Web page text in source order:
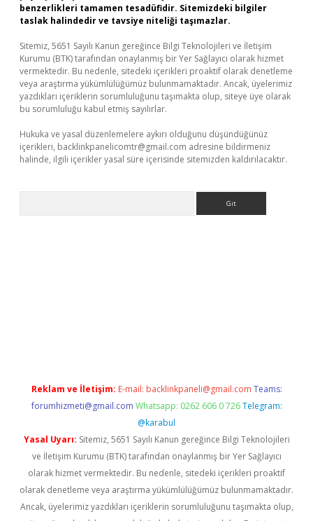
benzerlikleri tamamen tesadüfidir. Sitemizdeki bilgiler
taslak halindedir ve tavsiye niteliği taşımazlar.
Sitemiz, 5651 Sayılı Kanun gereğince Bilgi Teknolojileri ve İletişim
Kurumu (BTK) tarafından onaylanmış bir Yer Sağlayıcı olarak hizmet
vermektedir. Bu nedenle, sitedeki içerikleri proaktif olarak denetleme
veya araştırma yükümlülüğümüz bulunmamaktadır. Ancak, üyelerimiz
yazdıkları içeriklerin sorumluluğunu taşımakta olup, siteye üye olarak
bu sorumluluğu kabul etmiş sayılırlar.
Hukuka ve yasal düzenlemelere aykırı olduğunu düşündüğünüz
içerikleri, backlinkpanelicomtr@gmail.com adresine bildirmeniz
halinde, ilgili içerikler yasal süre içerisinde sitemizden kaldırılacaktır.
Reklam ve İletişim: E-mail: backlinkpaneli@gmail.com Teams:
forumhizmeti@gmail.com Whatsapp: 0262 606 0 726 Telegram:
@karabul
Yasal Uyarı: Sitemiz, 5651 Sayılı Kanun gereğince Bilgi Teknolojileri
ve İletişim Kurumu (BTK) tarafından onaylanmış bir Yer Sağlayıcı
olarak hizmet vermektedir. Bu nedenle, sitedeki içerikleri proaktif
olarak denetleme veya araştırma yükümlülüğümüz bulunmamaktadır.
Ancak, üyelerimiz yazdıkları içeriklerin sorumluluğunu taşımakta olup,